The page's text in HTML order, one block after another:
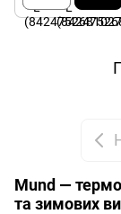
Mund —
та зимових